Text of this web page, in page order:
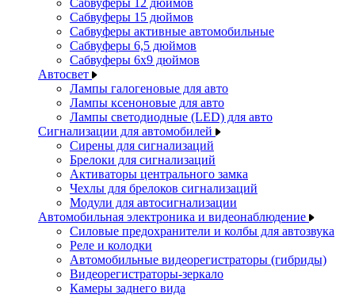
Сабвуферы 12 дюймов
Сабвуферы 15 дюймов
Сабвуферы активные автомобильные
Сабвуферы 6,5 дюймов
Сабвуферы 6x9 дюймов
Автосвет
Лампы галогеновые для авто
Лампы ксеноновые для авто
Лампы светодиодные (LED) для авто
Сигнализации для автомобилей
Сирены для сигнализаций
Брелоки для сигнализаций
Активаторы центрального замка
Чехлы для брелоков сигнализаций
Модули для автосигнализации
Автомобильная электроника и видеонаблюдение
Силовые предохранители и колбы для автозвука
Реле и колодки
Автомобильные видеорегистраторы (гибриды)
Видеорегистраторы-зеркало
Камеры заднего вида